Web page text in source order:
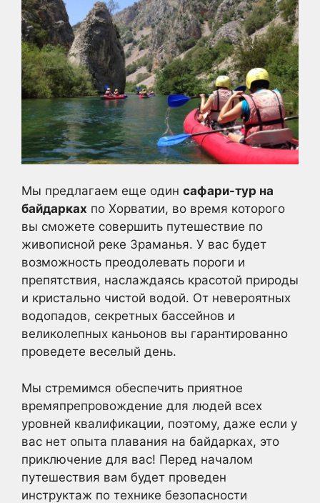
Мы предлагаем еще один сафари-тур на
байдарках по Хорватии, во время которого
вы сможете совершить путешествие по
живописной реке Зраманья. У вас будет
возможность преодолевать пороги и
препятствия, наслаждаясь красотой природы
и кристально чистой водой. От невероятных
водопадов, секретных бассейнов и
великолепных каньонов вы гарантированно
проведете веселый день.
Мы стремимся обеспечить приятное
времяпрепровождение для людей всех
уровней квалификации, поэтому, даже если у
вас нет опыта плавания на байдарках, это
приключение для вас! Перед началом
путешествия вам будет проведен
инструктаж по технике безопасности